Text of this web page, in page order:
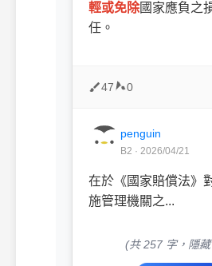
輕或免除國家應負之
任。
47 0
penguin
B2 · 2026/04/21
在於《國家賠償法》
施管理機關之...
(共 257 字，隱藏